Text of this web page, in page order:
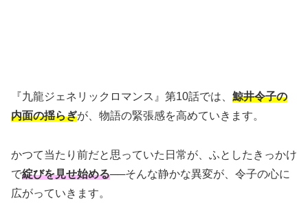
『九龍ジェネリックロマンス』第10話では、 鯨井令子の
内面の揺らぎが、物語の緊張感を高めていきます。
かつて当たり前だと思っていた日常が、ふとしたきっかけ
で綻びを見せ始める──そんな静かな異変が、令子の心に
広がっていきます。